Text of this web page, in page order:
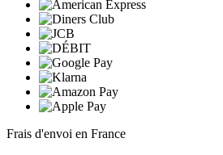
Frais d'envoi en France